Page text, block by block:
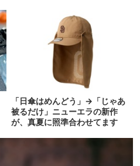
「日傘はめんどう」→「じゃあ
被るだけ」ニューエラの新作
が、真夏に照準合わせてます